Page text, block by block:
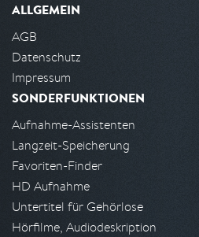
ALLGEMEIN
AGB
Datenschutz
Impressum
SONDERFUNKTIONEN
Aufnahme-Assistenten
Langzeit-Speicherung
Favoriten-Finder
HD Aufnahme
Untertitel für Gehörlose
Hörfilme, Audiodeskription